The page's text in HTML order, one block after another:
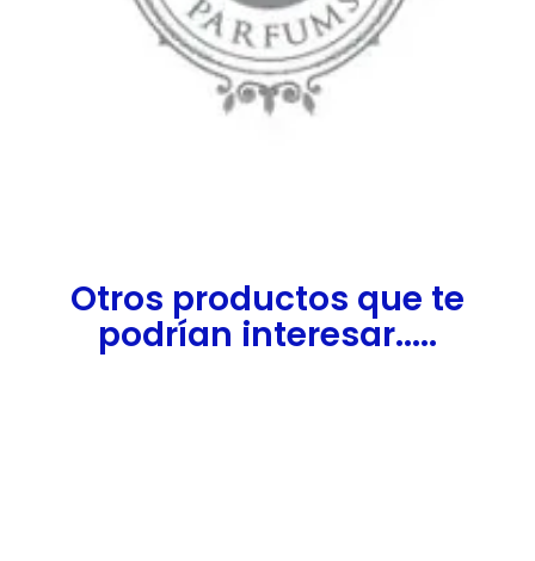
Otros productos que te
podrían interesar.....